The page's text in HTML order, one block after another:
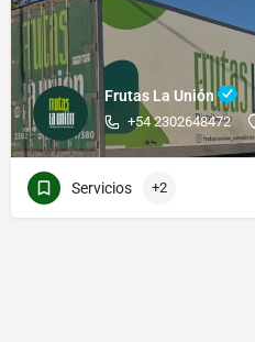
Frutas La Unión
+54 2302648472
Servicios +2